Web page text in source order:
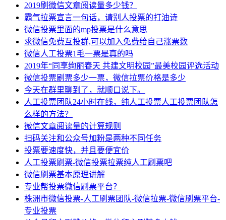
2019刷微信文章阅读量多少钱？
霸气拉票宣言一句话，请别人投票的打油诗
微信投票里面的mp投票是什么意思
求微信免费互投群,可以加入免费给自己涨票数
微信人工投票1毛一票是真的吗
2019年“同享绚丽春天 共建文明校园”最美校园评选活动
微信投票刷票多少一票，微信拉票价格是多少
今天在群里聊到了，就顺口说下。
人工投票团队24小时在线，纯人工投票人工投票团队怎
么样的方法？
微信文章阅读量的计算规则
扫码关注和公众号加粉是两种不同任务
投票要速度快，并且要便宜价
人工投票刷票-微信投票拉票纯人工刷票吧
微信刷票基本原理讲解
专业帮投票微信刷票平台？
株洲市微信投票-人工刷票团队-微信拉票-微信刷票平台-
专业投票